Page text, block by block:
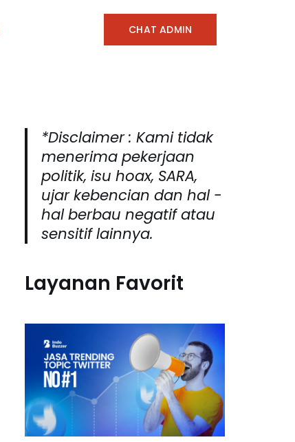
CHAT ADMIN
*Disclaimer : Kami tidak
menerima pekerjaan
politik, isu hoax, SARA,
ujar kebencian dan hal -
hal berbau negatif atau
sensitif lainnya.
Layanan Favorit